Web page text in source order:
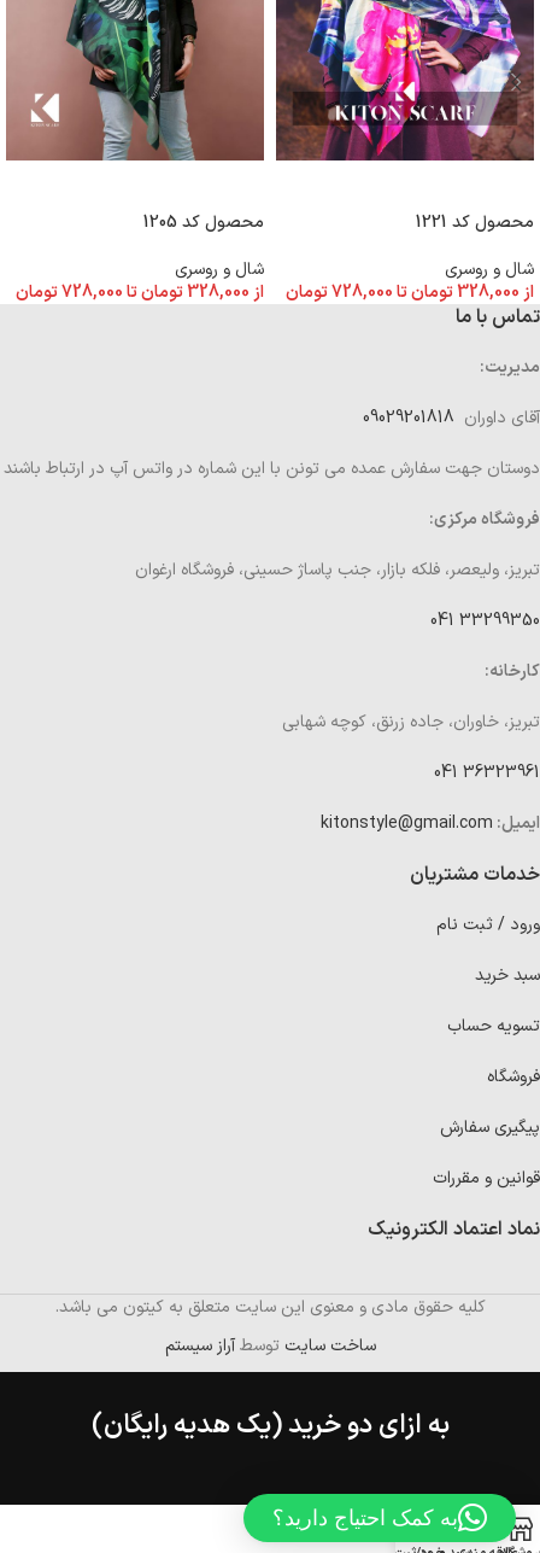
محصول کد 1221
شال و روسری
از 328,000تومانتا728,000تومان
محصول کد 1205
شال و روسری
از 328,000تومانتا728,000تومان
تماس با ما
مدیریت:
آقای داوران
دوستان جهت سفارش عمده می تونن با این شماره در واتس آپ در ارتباط باشند
فروشگاه مرکزی:
تبریز، ولیعصر، فلکه بازار، جنب پاساژ حسینی، فروشگاه ارغوان
33299350 041
کارخانه:
تبریز، خاوران، جاده زرنق، کوچه شهابی
36323961 041
ایمیل: kitonstyle@gmail.com
خدمات مشتریان
ورود / ثبت نام
سبد خرید
تسویه حساب
فروشگاه
پیگیری سفارش
قوانین و مقررات
نماد اعتماد الکترونیک
کلیه حقوق مادی و معنوی این سایت متعلق به کیتون می باشد.
ساخت سایت توسطآراز سیستم
به ازای دو خرید (یک هدیه رایگان)
به کمک احتیاج دارید؟